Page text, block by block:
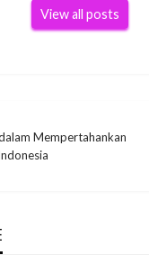
View all posts
Mempertahankan